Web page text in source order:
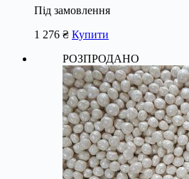
Під замовлення
1 276 ₴ Купити
РОЗПРОДАНО